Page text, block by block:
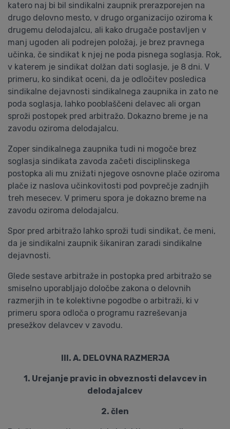
katero naj bi bil sindikalni zaupnik prerazporejen na
drugo delovno mesto, v drugo organizacijo oziroma k
drugemu delodajalcu, ali kako drugače postavljen v
manj ugoden ali podrejen položaj, je brez pravnega
učinka, če sindikat k njej ne poda pisnega soglasja. Rok,
v katerem je sindikat dolžan dati soglasje, je 8 dni. V
primeru, ko sindikat oceni, da je odločitev posledica
sindikalne dejavnosti sindikalnega zaupnika in zato ne
poda soglasja, lahko pooblaščeni delavec ali organ
sproži postopek pred arbitražo. Dokazno breme je na
zavodu oziroma delodajalcu.
Zoper sindikalnega zaupnika tudi ni mogoče brez
soglasja sindikata zavoda začeti disciplinskega
postopka ali mu znižati njegove osnovne plače oziroma
plače iz naslova učinkovitosti pod povprečje zadnjih
treh mesecev. V primeru spora je dokazno breme na
zavodu oziroma delodajalcu.
Spor pred arbitražo lahko sproži tudi sindikat, če meni,
da je sindikalni zaupnik šikaniran zaradi sindikalne
dejavnosti.
Glede sestave arbitraže in postopka pred arbitražo se
smiselno uporabljajo določbe zakona o delovnih
razmerjih in te kolektivne pogodbe o arbitraži, ki v
primeru spora odloča o programu razreševanja
presežkov delavcev v zavodu.
III. A. DELOVNA RAZMERJA
1. Urejanje pravic in obveznosti delavcev in
delodajalcev
2. člen